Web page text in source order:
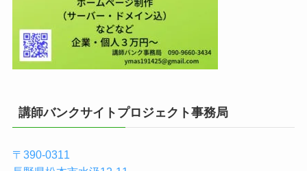
講師バンクサイトプロジェクト事務局
〒390-0311